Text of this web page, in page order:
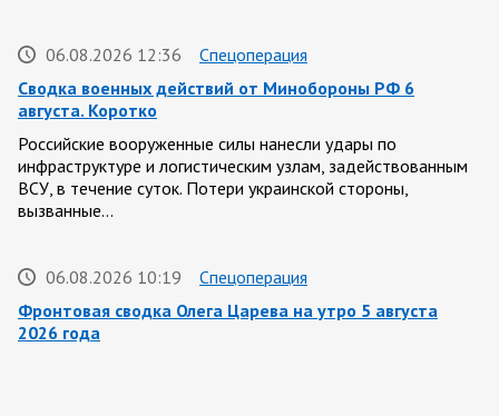
06.08.2026 12:36
Спецоперация
Сводка военных действий от Минобороны РФ 6
августа. Коротко
Российские вооруженные силы нанесли удары по
инфраструктуре и логистическим узлам, задействованным
ВСУ, в течение суток. Потери украинской стороны,
вызванные…
06.08.2026 10:19
Спецоперация
Фронтовая сводка Олега Царева на утро 5 августа
2026 года